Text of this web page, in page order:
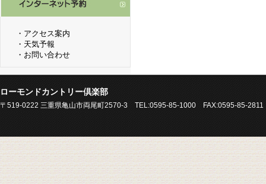
・ アクセス案内
・ 天気予報
・ お問い合わせ
ローモンドカントリー倶楽部
〒519-0222 三重県亀山市両尾町2570-3 TEL:0595-85-1000 FAX:0595-85-2811